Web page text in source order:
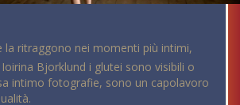
la ritraggono nei momenti più intimi,
Bjorklund i glutei sono visibili o
intimo fotografie, sono un capolavoro